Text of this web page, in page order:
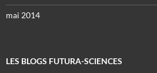
mai 2014
LES BLOGS FUTURA-SCIENCES